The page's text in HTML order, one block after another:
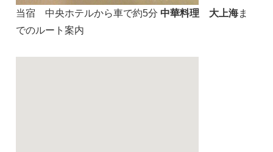
当宿 中央ホテルから車で約5分 中華料理 大上海ま
でのルート案内